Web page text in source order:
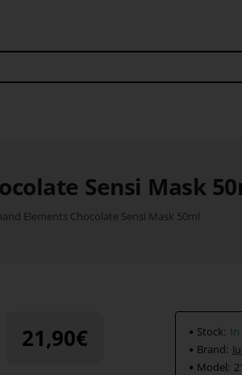
Sensi Mask
Elements Chocolate Sensi Mask 50ml
21,90€ Stock: In
Brand:
Model: